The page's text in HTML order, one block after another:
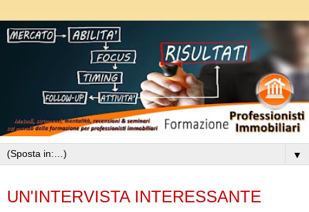
▼
UN'INTERVISTA INTERESSANTE